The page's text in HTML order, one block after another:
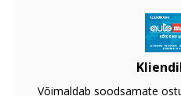
Võimaldab soodsamate